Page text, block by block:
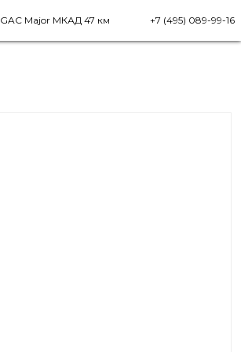
GAC Major МКАД 47 км +7 (495) 089-99-16